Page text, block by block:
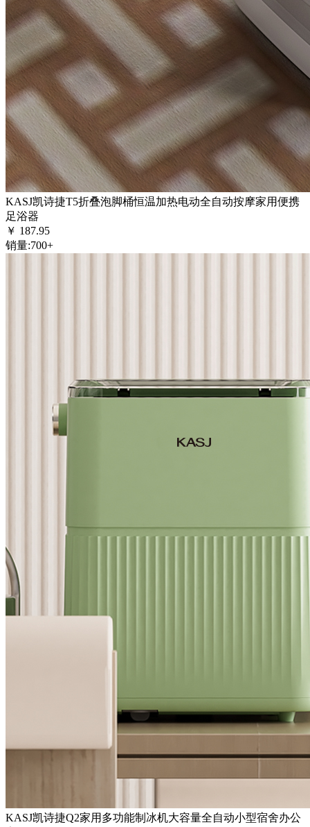
KASJ凯诗捷T5折叠泡脚桶恒温加热电动全自动按摩家用便携
足浴器
￥ 187.95
销量:700+
KASJ凯诗捷Q2家用多功能制冰机大容量全自动小型宿舍办公